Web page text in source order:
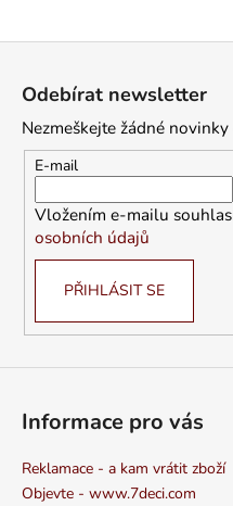
Odebírat newsletter
Nezmeškejte žádné
E-mail
Vložením e-mailu
osobních údajů
PŘIHLÁSIT SE
Informace pro vás
Reklamace - a kam vrátit zboží
Objevte - www.7deci.com